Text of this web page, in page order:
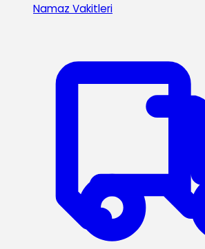
Namaz Vakitleri